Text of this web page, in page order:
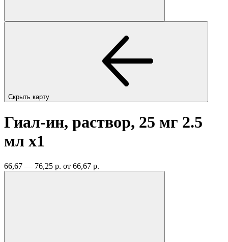
Скрыть карту
Гиал-ин, раствор, 25 мг 2.5
мл x1
66,67 — 76,25 р. от 66,67 р.